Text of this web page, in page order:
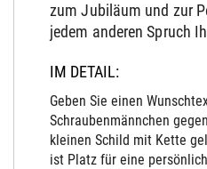
zum Jubiläum und zur
jedem anderen Spruch
IM DETAIL:
Geben Sie einen
Schraubenmännchen
kleinen Schild mit Kette
ist Platz für eine